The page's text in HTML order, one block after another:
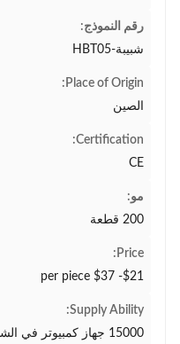
رقم النموذج:
شبيبة-HBT05
Place of Origin:
الصين
Certification:
CE
مو:
200 قطعة
Price:
$21- $37 per piece
Supply Ability:
15000 جهاز كمبيوتر في الشهر